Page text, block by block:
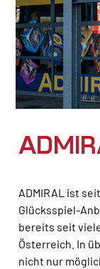
ADMIRAL ist
Glücksspiel-
bereits seit
Österreich. In
nicht nur